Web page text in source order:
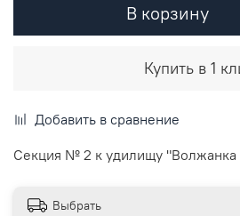
В корзину
Купить в 1
Добавить в сравнение
Секция № 2 к удилищу "Волжанка
Выбрать